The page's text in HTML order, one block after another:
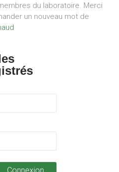
du laboratoire. Merci
un nouveau mot de